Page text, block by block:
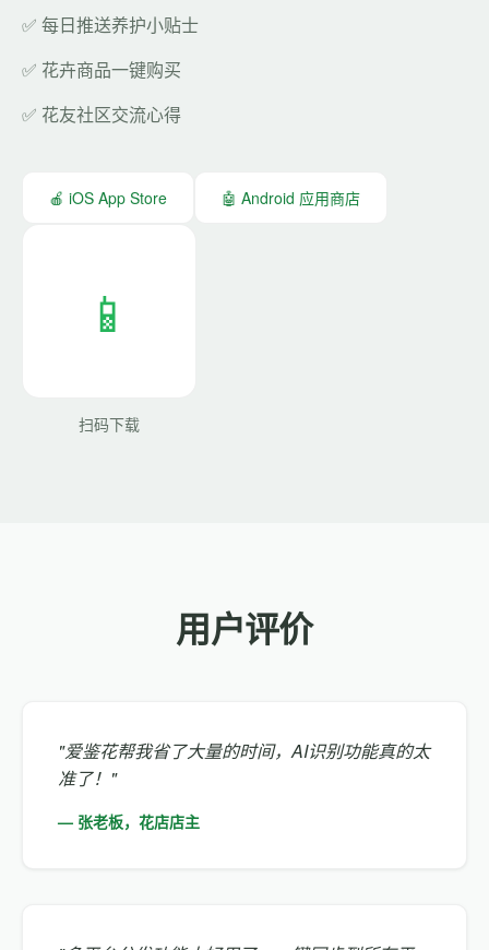
✅ 每日推送养护小贴士
✅ 花卉商品一键购买
✅ 花友社区交流心得
🍎 iOS App Store 🤖 Android 应用商店
📱
扫码下载
用户评价
"爱鉴花帮我省了大量的时间，AI识别功能真的太
准了！"
— 张老板，花店店主